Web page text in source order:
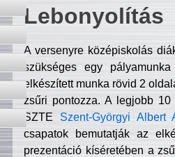
Lebonyolítás
A versenyre középiskolás
szükséges egy
elkészített munka rövid 2
zsűri pontozza. A legjobb
SZTE Szent-Györgyi Albert
csapatok bemutatják az
prezentáció kíséretében a